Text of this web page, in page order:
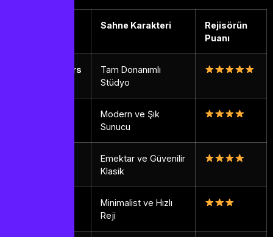
Sahne Karakteri
Rejisörün
Puanı
IPTV Smarters
Tam Donanımlı
Stüdyo
Modern ve Şık
Sunucu
Emektar ve Güvenilir
Klasik
Minimalist ve Hızlı
Reji